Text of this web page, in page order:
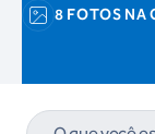
8 FOTOS NA